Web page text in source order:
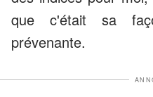
que c'était sa
prévenante.